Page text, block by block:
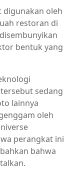
digunakan oleh
restoran di
bentuk yang
sedang
lainnya
oleh
perangkat ini
bahwa